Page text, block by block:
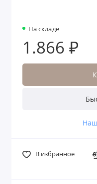
На складе
1.866 ₽
В избранное